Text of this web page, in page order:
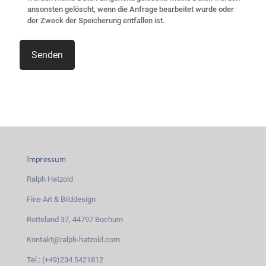
ansonsten gelöscht, wenn die Anfrage bearbeitet wurde oder
der Zweck der Speicherung entfallen ist.
Impressum
Ralph Hatzold
Fine Art & Bilddesign
Rotteland 37, 44797 Bochum
Kontakt@ralph-hatzold.com
Tel.: (+49)234.5421812